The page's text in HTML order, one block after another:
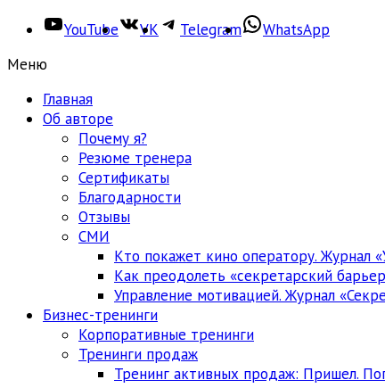
YouTube VK Telegram
WhatsApp
Меню
Главная
Об авторе
Почему я?
Резюме тренера
Сертификаты
Благодарности
Отзывы
СМИ
Кто покажет кино оператору. Журнал
Как преодолеть «секретарский
Управление мотивацией. Журнал
Бизнес-тренинги
Корпоративные тренинги
Тренинги продаж
Тренинг активных продаж: Пришел.